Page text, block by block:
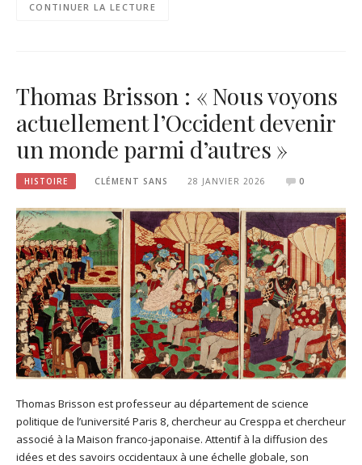
CONTINUER LA LECTURE
Thomas Brisson : « Nous voyons
actuellement l’Occident devenir
un monde parmi d’autres »
HISTOIRE CLÉMENT SANS 28 JANVIER 2026 0
Thomas Brisson est professeur au département de science
politique de l’université Paris 8, chercheur au Cresppa et chercheur
associé à la Maison franco-japonaise. Attentif à la diffusion des
idées et des savoirs occidentaux à une échelle globale, son